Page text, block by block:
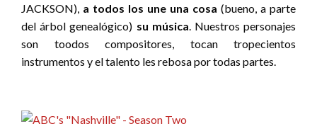
JACKSON), a todos los une una cosa (bueno, a parte
del árbol genealógico) su música. Nuestros personajes
son toodos compositores, tocan tropecientos
instrumentos y el talento les rebosa por todas partes.